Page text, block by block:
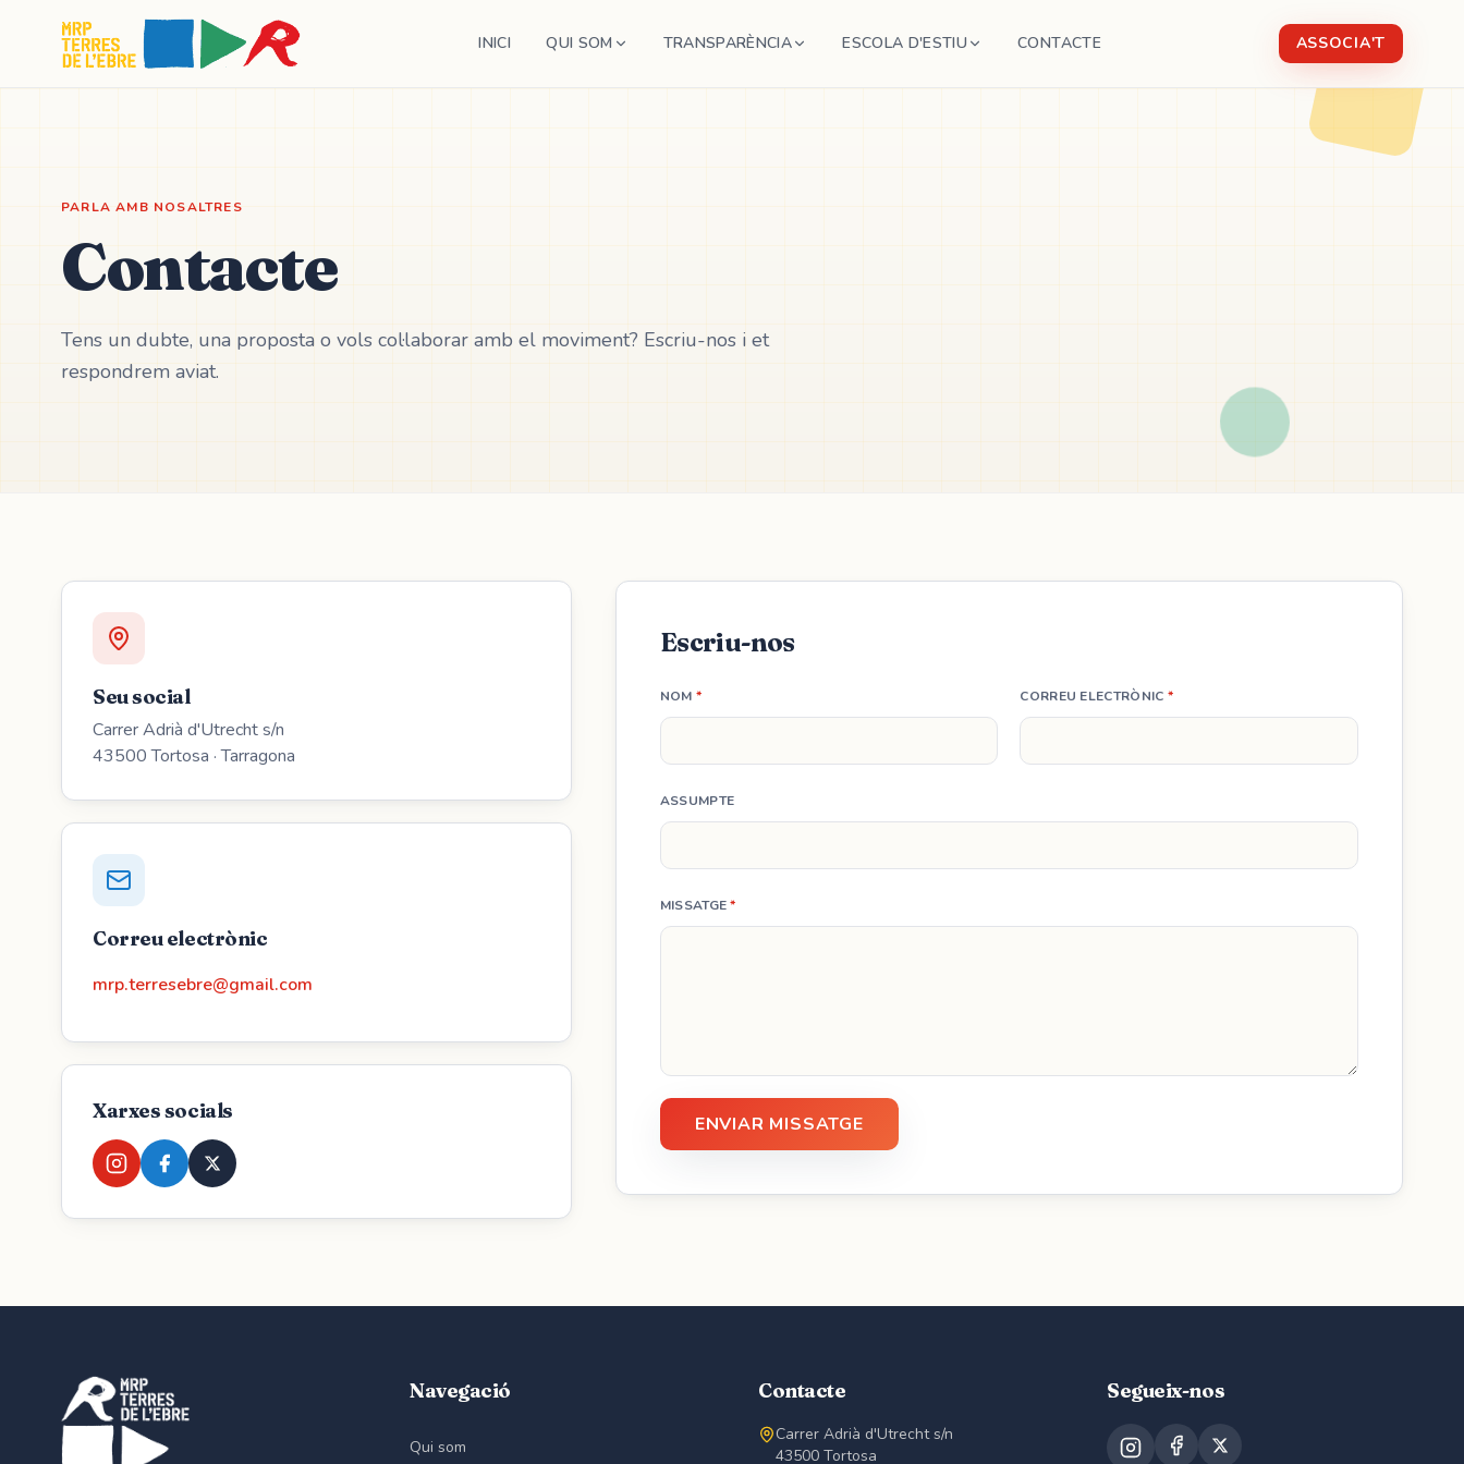
INICI QUI SOM TRANSPARÈNCIA ESCOLA D'ESTIU CONTACTE ASSOCIA'T
PARLA AMB NOSALTRES
Contacte
Tens un dubte, una proposta o vols col·laborar amb el moviment? Escriu-nos i et
respondrem aviat.
Seu social
Carrer Adrià d'Utrecht s/n
43500 Tortosa · Tarragona
Correu electrònic
mrp.terresebre@gmail.com
Xarxes socials
Escriu-nos
NOM * CORREU ELECTRÒNIC *
ASSUMPTE
MISSATGE*
ENVIAR MISSATGE
Navegació
Qui som
Contacte
Carrer Adrià d'Utrecht s/n
43500 Tortosa
Segueix-nos